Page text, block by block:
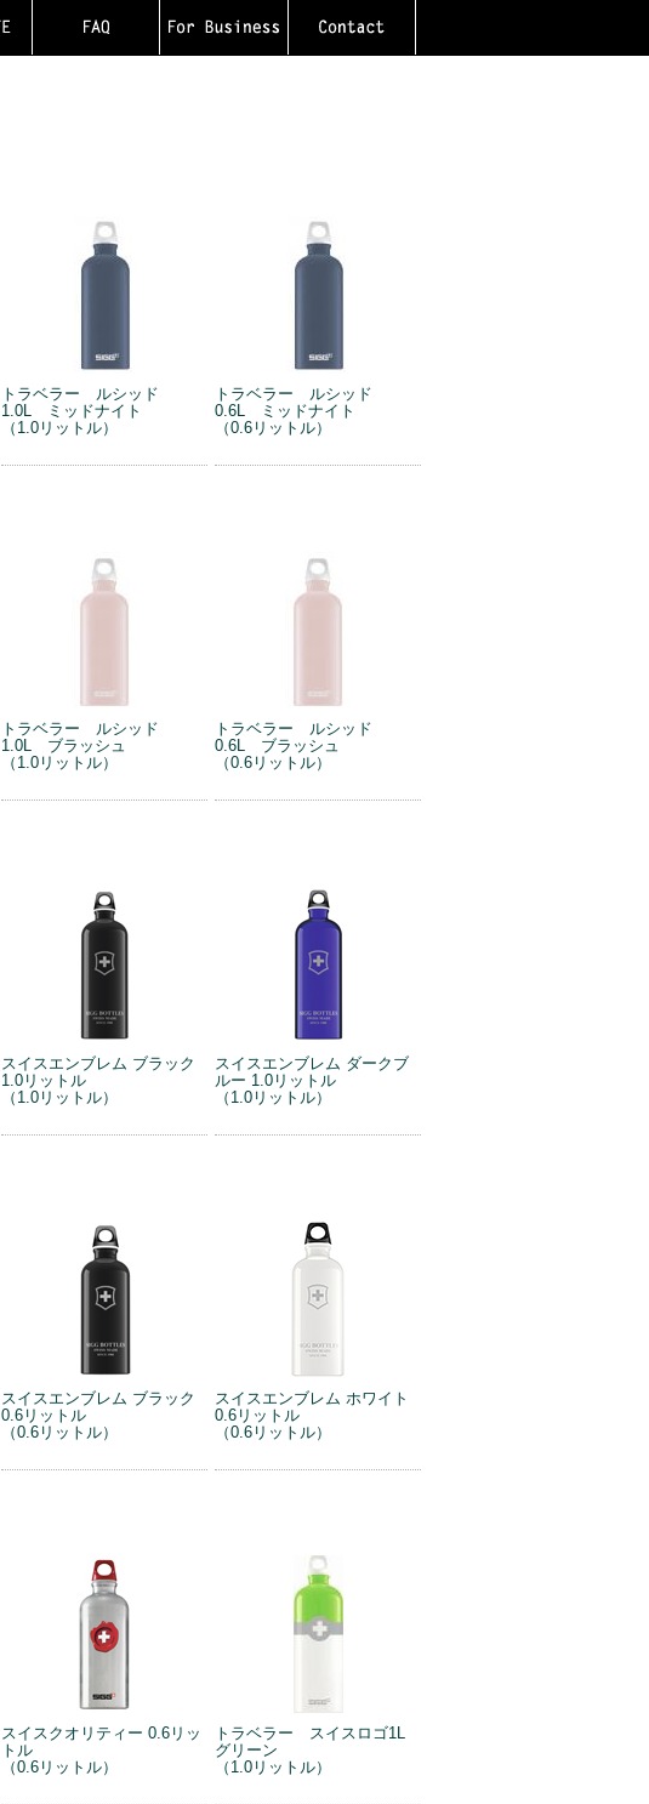
トラベラー ルシッド
1.0L ミッドナイト
（1.0リットル）
トラベラー ルシッド
0.6L ミッドナイト
（0.6リットル）
トラベラー ルシッド
1.0L ブラッシュ
（1.0リットル）
トラベラー ルシッド
0.6L ブラッシュ
（0.6リットル）
スイスエンブレム ブラック
1.0リットル
（1.0リットル）
スイスエンブレム ダークブ
ルー 1.0リットル
（1.0リットル）
スイスエンブレム ブラック
0.6リットル
（0.6リットル）
スイスエンブレム ホワイト
0.6リットル
（0.6リットル）
スイスクオリティー 0.6リッ
トル
（0.6リットル）
トラベラー スイスロゴ1L
グリーン
（1.0リットル）